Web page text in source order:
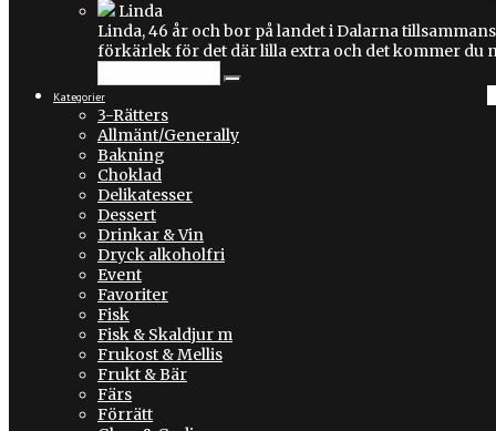
Linda
Linda, 46 år och bor på landet i Dalarna
förkärlek för det där lilla extra och det kommer du
Kategorier
3-Rätters
Allmänt/Generally
Bakning
Choklad
Delikatesser
Dessert
Drinkar & Vin
Dryck alkoholfri
Event
Favoriter
Fisk
Fisk & Skaldjur m
Frukost & Mellis
Frukt & Bär
Färs
Förrätt